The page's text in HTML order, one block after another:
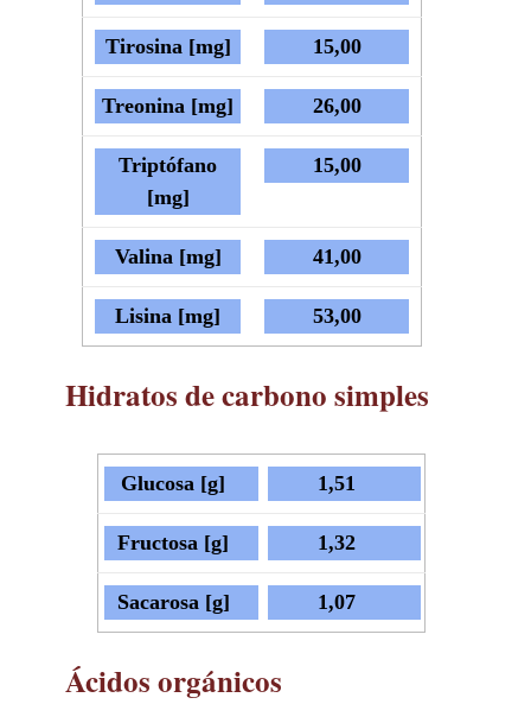
Tirosina [mg] 15,00
Treonina [mg] 26,00
Triptófano
[mg]
15,00
Valina [mg] 41,00
Lisina [mg] 53,00
Hidratos de carbono simples
Glucosa [g] 1,51
Fructosa [g] 1,32
Sacarosa [g] 1,07
Ácidos orgánicos